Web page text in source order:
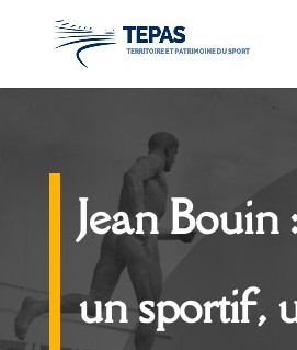
Jean Bouin
un sportif,